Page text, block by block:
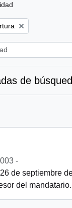
filter:
de
-
de septiembre
del mandatario.